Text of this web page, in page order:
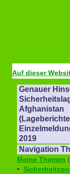
Auf dieser
Genauer
Afghanistan
2019
Navigation
Meine Themen
•